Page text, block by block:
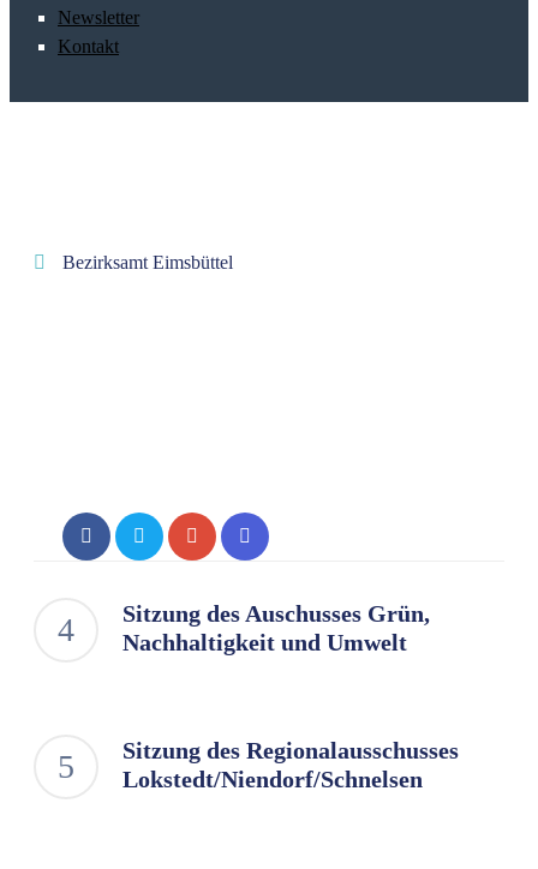
Newsletter
Kontakt
Bezirksamt Eimsbüttel
Sitzung des Auschusses Grün,
Nachhaltigkeit und Umwelt
Sitzung des Regionalausschusses
Lokstedt/Niendorf/Schnelsen